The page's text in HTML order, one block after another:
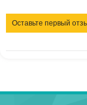
Оставьте первый